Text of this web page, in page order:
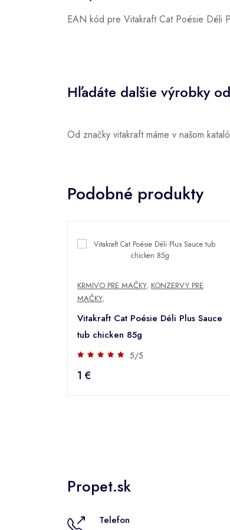
EAN kód pre Vitakraft Cat Poésie Déli
Hľadáte dalšie výrobky
Od značky vitakraft máme v našom
Podobné produkty
KRMIVO PRE MAČKY, KONZERVY PRE
MAČKY,
Vitakraft Cat Poésie Déli Plus Sauce
tub chicken 85g
5/5
1 €
Propet.sk
Telefon